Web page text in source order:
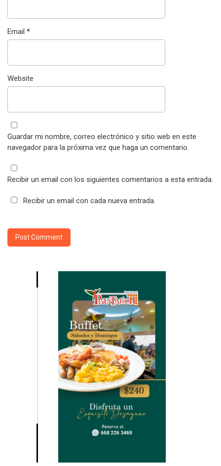
Email *
Website
Guardar mi nombre, correo electrónico y sitio web en este
navegador para la próxima vez que haga un comentario.
Recibir un email con los siguientes comentarios a esta entrada.
Recibir un email con cada nueva entrada.